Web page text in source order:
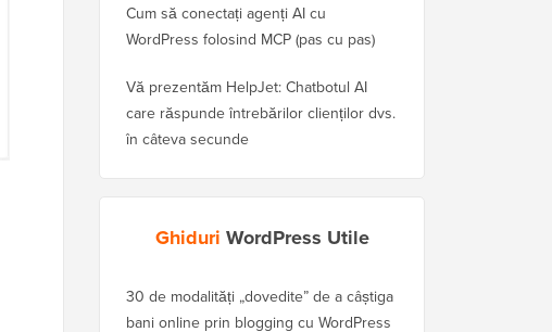
Cum să conectați agenți AI cu
WordPress folosind MCP (pas cu pas)
Vă prezentăm HelpJet: Chatbotul AI
care răspunde întrebărilor clienților dvs.
în câteva secunde
Ghiduri WordPress Utile
30 de modalități „dovedite” de a câștiga
bani online prin blogging cu WordPress